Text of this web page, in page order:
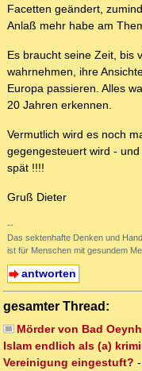
Facetten geändert,
Anlaß mehr habe am
Es braucht seine Zeit, bis
wahrnehmen, ihre
Europa passieren. Alles
20 Jahren erkennen.
Vermutlich wird es noch
gegengesteuert wird -
spät !!!!
Gruß Dieter
--
Das sektenhafte Denken und
ist für Menschen mit gesundem
antworten
gesamter Thread:
Mörder von Bad
Islam endlich als (a)
Vereinigung eingestuft? -